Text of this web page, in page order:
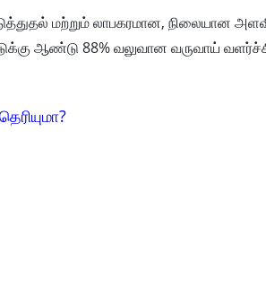
மற்றும் லாபகரமான, நிலையான
ஆண்டு 88% வலுவான வருவாய்